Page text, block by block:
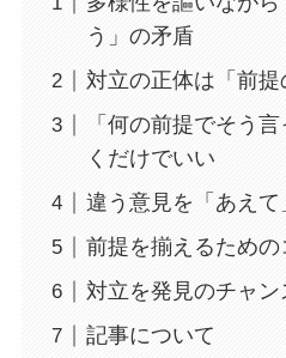
う」の矛盾
対立の正体は「前提
「何の前提でそう
くだけでいい
違う意見を「あえて
前提を揃えるための
対立を発見のチャ
記事について